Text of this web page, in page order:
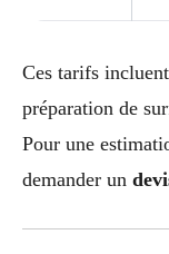
Ces tarifs
préparation de
Pour une
demander un